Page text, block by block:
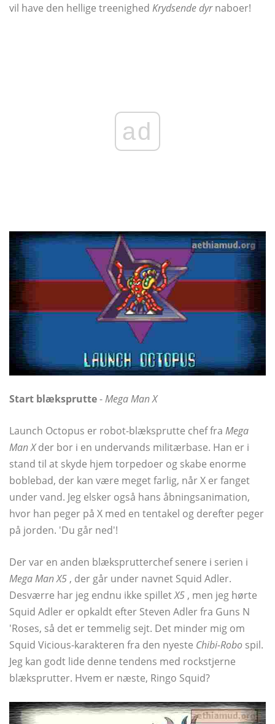
vil have den hellige treenighed Krydsende dyrnaboer!
ad
Start blæksprutte-Mega Man X
Launch Octopus er robot-blæksprutte chef fra Mega
Man Xder bor i en undervands militærbase. Han er i
stand til at skyde hjem torpedoer og skabe enorme
boblebad, der kan være meget farlig, når X er fanget
under vand. Jeg elsker også hans åbningsanimation,
hvor han peger på X med en tentakel og derefter peger
på jorden. 'Du går ned'!
Der var en anden blæksprutterchef senere i serien i
Mega Man X5 , der går under navnet Squid Adler.
Desværre har jeg endnu ikke spilletX5 , men jeg hørte
Squid Adler er opkaldt efter Steven Adler fra Guns N
'Roses, så det er temmelig sejt. Det minder mig om
Squid Vicious-karakteren fra den nyeste Chibi-Robo spil.
Jeg kan godt lide denne tendens med rockstjerne
blæksprutter. Hvem er næste, Ringo Squid?